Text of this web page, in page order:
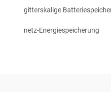
gitterskalige
netz-Energiespeicherung